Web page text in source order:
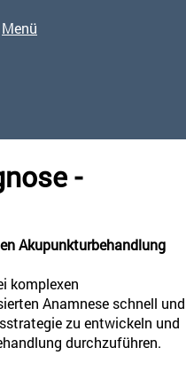
Menü
-
Akupunkturbehandlung
komplexen
Anamnese schnell und
zu entwickeln und
durchzuführen.